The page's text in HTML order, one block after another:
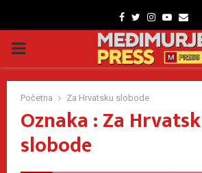
Facebook
TwitterInstagram
Youtube
PRIMARY
MENU
Početna Za Hrvatsku slobode
Oznaka : Za
slobode